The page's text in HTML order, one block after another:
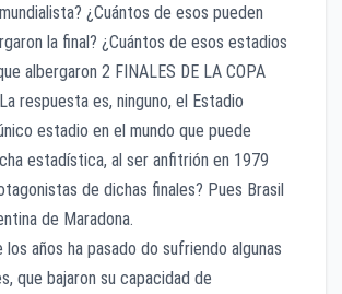
¿Cuántos de esos pueden
la final? ¿Cuántos de esos estadios
albergaron 2 FINALES DE LA COPA
respuesta es, ninguno, el Estadio
estadio en el mundo que puede
estadística, al ser anfitrión en 1979
de dichas finales? Pues Brasil
de Maradona.
los años ha pasado do sufriendo algunas
que bajaron su capacidad de